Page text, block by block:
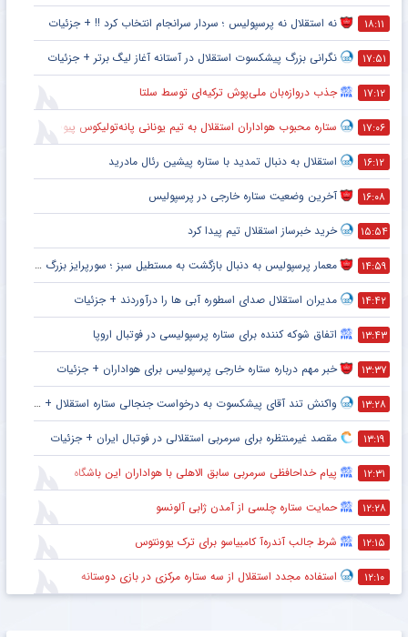
۱۸:۱۱ نه استقلال نه پرسپولیس ؛ سردار سرانجام انتخاب کرد !! + جزئیات
۱۷:۵۱ نگرانی بزرگ پیشکسوت استقلال در آستانه آغاز لیگ برتر + جزئیات
۱۷:۱۲ جذب دروازه‌بان ملی‌پوش ترکیه‌ای توسط سلتا
۱۷:۰۶ ستاره محبوب هواداران استقلال به تیم یونانی پانه‌تولیکوس پیوست
۱۶:۱۲ استقلال به دنبال تمدید با ستاره پیشین رئال مادرید
۱۶:۰۸ آخرین وضعیت ستاره خارجی در پرسپولیس
۱۵:۵۴ خرید خبرساز استقلال تیم پیدا کرد
۱۴:۵۹ معمار پرسپولیس به دنبال بازگشت به مستطیل سبز ؛ سورپرایز بزرگ در راه است ؟ + جزئیات
۱۴:۴۲ مدیران استقلال صدای اسطوره آبی ها را درآوردند + جزئیات
۱۳:۴۳ اتفاق شوکه کننده برای ستاره پرسپولیسی در فوتبال اروپا
۱۳:۳۷ خبر مهم درباره ستاره خارجی پرسپولیس برای هواداران + جزئیات
۱۳:۲۸ واکنش تند آقای پیشکسوت به درخواست جنجالی ستاره استقلال + جزئیات
۱۳:۱۹ مقصد غیرمنتظره برای سرمربی استقلالی در فوتبال ایران + جزئیات
۱۲:۳۱ پیام خداحافظی سرمربی سابق الاهلی با هواداران این باشگاه
۱۲:۲۸ حمایت ستاره چلسی از آمدن ژابی آلونسو
۱۲:۱۵ شرط جالب آندره‌آ کامبیاسو برای ترک یوونتوس
۱۲:۱۰ استفاده مجدد استقلال از سه ستاره مرکزی در بازی دوستانه